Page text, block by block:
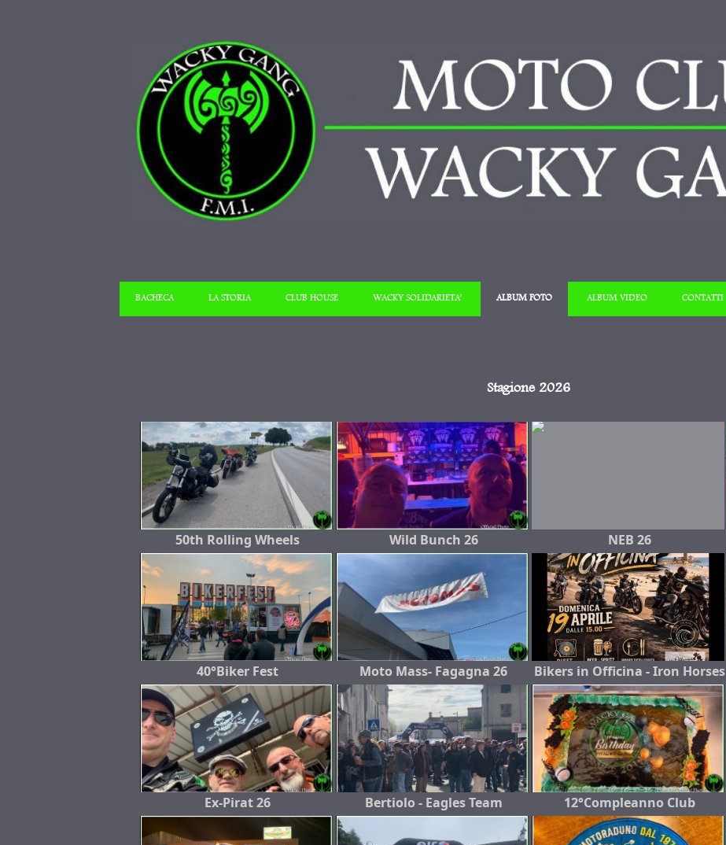
BACHECA LA STORIA CLUB HOUSE WACKY SOLIDARIETA’ ALBUM FOTO ALBUM VIDEO CONTATTI
Stagione 2026
50th Rolling Wheels Wild Bunch 26 NEB 26
40°Biker Fest Moto Mass- Fagagna 26 Bikers in Officina - Iron Horses
Ex-Pirat 26 Bertiolo - Eagles Team 12°Compleanno Club